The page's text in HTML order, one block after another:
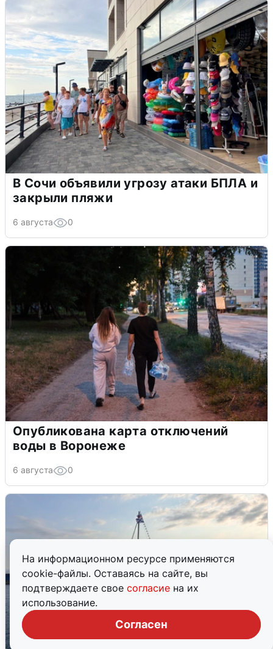
На информационном ресурсе применяются
cookie-файлы. Оставаясь на сайте, вы
подтверждаете свое согласие на их
использование.
Согласен
В Сочи объявили угрозу атаки БПЛА и
закрыли пляжи
6 августа 0
Опубликована карта отключений
воды в Воронеже
6 августа 0